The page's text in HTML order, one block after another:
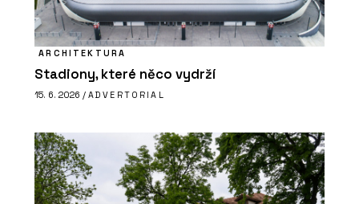
ARCHITEKTURA
Stadiony, které něco vydrží
15. 6. 2026 / ADVERTORIAL